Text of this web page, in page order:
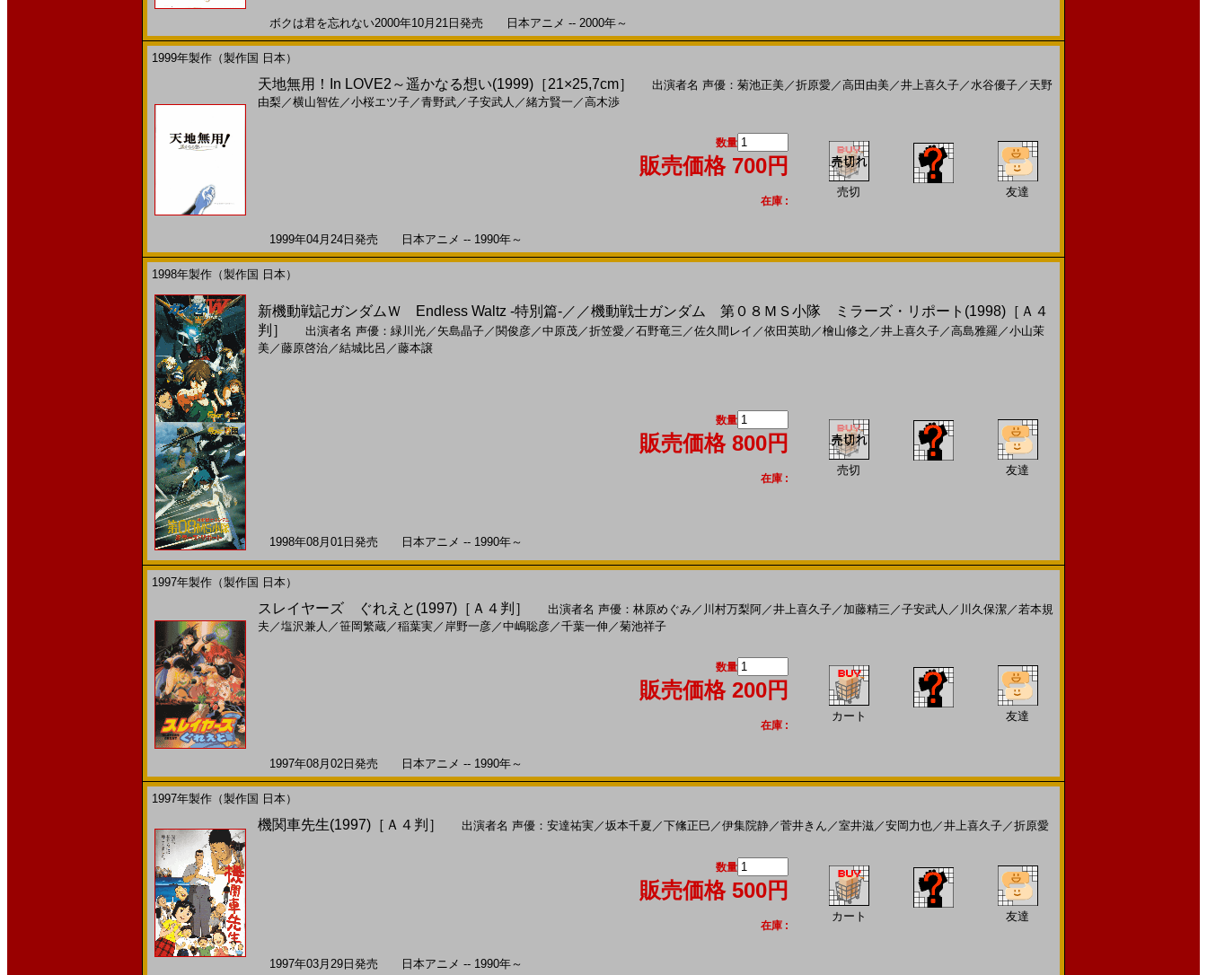
ボクは君を忘れない2000年10月21日発売 日本アニメ -- 2000年～
1999年製作（製作国 日本）
天地無用！In LOVE2～遥かなる想い(1999)［21×25,7cm］ 出演者名 声優：菊池正美／折原愛／高田由美／井上喜久子／水谷優子／ 天野
由梨 ／横山智佐／小桜エツ子／青野武／子安武人 ／緒方賢一 ／高木渉
数量
販売価格 700円
在庫 :
売切 友達
1999年04月24日発売 日本アニメ -- 1990年～
1998年製作（製作国 日本）
新機動戦記ガンダムＷ Endless Waltz -特別篇-／／機動戦士ガンダム 第０８ＭＳ小隊 ミラーズ・リポート(1998)［Ａ４
判］
出演者名 声優：緑川光／ 矢島晶子／ 関俊彦／中原茂／折笠愛／石野竜三 ／佐久間レイ ／依田英助 ／檜山修之 ／井上喜久子／高島雅羅 ／小山茉
美／藤原啓治／結城比呂 ／藤本譲
数量
販売価格 800円
在庫 :
売切 友達
1998年08月01日発売 日本アニメ -- 1990年～
1997年製作（製作国 日本）
スレイヤーズ ぐれえと(1997)［Ａ４判］ 出演者名 声優：林原めぐみ／ 川村万梨阿／井上喜久子／ 加藤精三 ／子安武人 ／ 川久保潔／若本規
夫 ／塩沢兼人 ／笹岡繁蔵／稲葉実／ 岸野一彦／中嶋聡彦／千葉一伸 ／菊池祥子
数量
販売価格 200円
在庫 :
カート 友達
1997年08月02日発売 日本アニメ -- 1990年～
1997年製作（製作国 日本）
機関車先生(1997)［Ａ４判］ 出演者名 声優：安達祐実／坂本千夏 ／下絛正巳 ／伊集院静／菅井きん ／室井滋／安岡力也／井上喜久子／折原愛
数量
販売価格 500円
在庫 :
カート 友達
1997年03月29日発売 日本アニメ -- 1990年～